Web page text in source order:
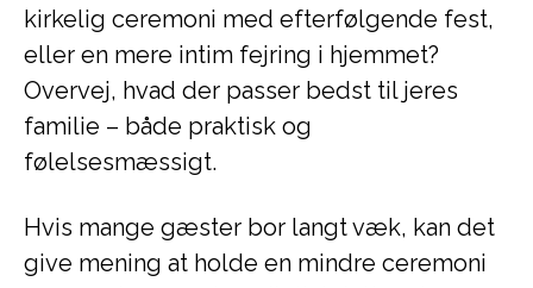
kirkelig ceremoni med efterfølgende fest,
eller en mere intim fejring i hjemmet?
Overvej, hvad der passer bedst til jeres
familie – både praktisk og
følelsesmæssigt.
Hvis mange gæster bor langt væk, kan det
give mening at holde en mindre ceremoni